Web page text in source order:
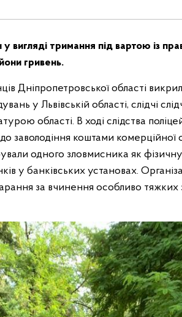
у вигляді тримання під вартою із
гривень.
Дніпропетровської області
у Львівській області, слідчі
області. В ході слідства
до заволодіння коштами
одного зловмисника як
у банківських установах.
за вчинення особливо тяжких